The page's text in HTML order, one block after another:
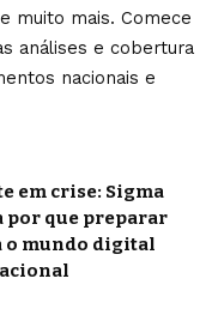
muito mais. Comece
análises e cobertura
nacionais e
em crise: Sigma
por que preparar
o mundo digital